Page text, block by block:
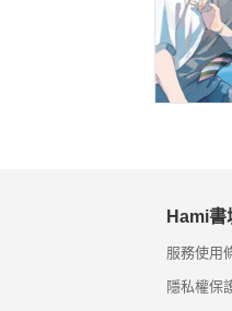
Hami書
服務使用
隱私權保